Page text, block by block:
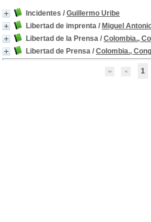
Incidentes / Guillermo Uribe
Libertad de imprenta / Miguel
Libertad de la Prensa / Colombia.,
Libertad de Prensa / Colombia.,
1
XIXLegislación -